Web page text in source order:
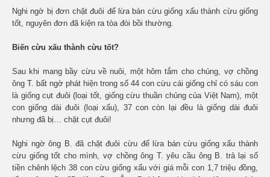
Nghi ngờ bị đơn chặt đuôi để lừa bán cừu giống xấu thành cừu giống
tốt, nguyên đơn đã kiện ra tòa đòi bồi thường.
Biến cừu xấu thành cừu tốt?
Sau khi mang bầy cừu về nuôi, một hôm tắm cho chúng, vợ chồng
ông T. bất ngờ phát hiện trong số 44 con cừu cái giống chỉ có sáu con
là giống cụt đuôi (loại tốt, giống cừu thuần chủng của Việt Nam), một
con giống dài đuôi (loại xấu), 37 con còn lại đều là giống dài đuôi
nhưng đã bị… chặt cụt đuôi!
Nghi ngờ ông B. đã chặt đuôi cừu để lừa bán cừu giống xấu thành
cừu giống tốt cho mình, vợ chồng ông T. yêu cầu ông B. trả lại số
tiền chênh lệch 38 con cừu giống xấu với giá mỗi con 1,7 triệu đồng,